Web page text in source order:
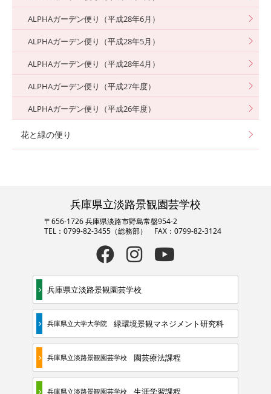
ALPHAガーデン便り（平成28年6月）
ALPHAガーデン便り（平成28年5月）
ALPHAガーデン便り（平成28年4月）
ALPHAガーデン便り（平成27年度）
ALPHAガーデン便り（平成26年度）
花と緑の便り
兵庫県立淡路景観園芸学校
〒656-1726 兵庫県淡路市野島常盤954-2
TEL：0799-82-3455（総務部） FAX：0799-82-3124
兵庫県立淡路景観園芸学校
兵庫県立大学大学院 緑環境景観マネジメント研究科
兵庫県立淡路景観園芸学校 園芸療法課程
兵庫県立淡路景観園芸学校 生涯学習課程